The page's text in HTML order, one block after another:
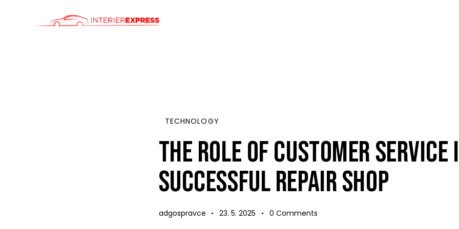
TECHNOLOGY
THE ROLE OF CUSTOMER SERVICE
SUCCESSFUL REPAIR SHOP
adgospravce 23. 5. 2025 0 Comments